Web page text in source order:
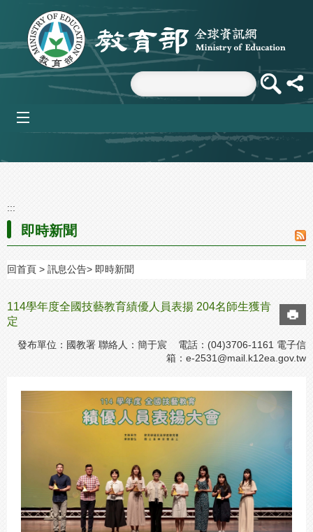
跳到主要內容區塊
:::
即時新聞
回首頁 訊息公告 即時新聞
114學年度全國技藝教育績優人員表揚 204名師生獲肯
定
發布單位：國教署 聯絡人：簡于宸 電話：(04)3706-1161 電子信
箱： e-2531@mail.k12ea.gov.tw